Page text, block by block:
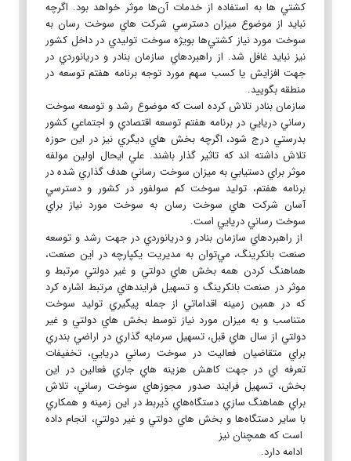
كشتي ها به استفاده از خدمات آن‌ها موثر خواهد بود. اگرچه
نبايد از موضوع ميزان دسترسي شركت هاي سوخت رسان به
سوخت مورد نياز كشتي‌ها بويژه سوخت توليدي در داخل كشور
نيز نبايد غافل شد. از راهبردهاي سازمان بنادر و دريانوردي در
جهت افزايش يا كسب سهم مورد توجه برنامه هفتم توسعه در
منطقه بگوييد.
سازمان بنادر تلاش كرده است كه موضوع رشد و توسعه سوخت
رساني دريايي در برنامه هفتم توسعه اقتصادي و اجتماعي كشور
بدرستي درج شود، اگرچه بخش هاي ديگري نيز در اين حوزه
تلاش داشته اند كه تاثير گذار باشند. علي ايحال اولين مولفه
موثر براي دستيابي به ميزان سوخت رساني هدف گذاري شده در
برنامه هفتم، توليد سوخت كم سولفور در كشور و دسترسي
آسان شركت هاي سوخت رسان به سوخت مورد نياز براي
سوخت رساني دريايي است.
از راهبردهاي سازمان بنادر و دريانوردي در جهت رشد و توسعه
صنعت بانكرينگ، مي‌توان به مديريت يكپارچه در اين صنعت،
هماهنگ كردن همه بخش هاي دولتي و غير دولتي مرتبط و
موثر در صنعت بانكرينگ و تسهيل فرايندهاي مرتبط اشاره كرد
كه در همين زمينه اقداماتي از جمله پيگيري توليد سوخت
متناسب و به ميزان مورد نياز توسط بخش هاي دولتي و غير
دولتي از سال هاي قبل، تسهيل سرمايه گذاري در اراضي بندري
براي متقاضيان فعاليت در سوخت رساني دريايي، تخفيفات
تعرفه اي در جهت كاهش هزينه هاي جاري فعالين در اين
بخش، تسهيل فرايند صدور مجوزهاي سوخت رساني، تلاش
براي هماهنگ سازي دستگاه‌هاي ذيربط در اين زمينه و همكاري
با ساير دستگاه‌ها و بخش هاي دولتي و غير دولتي، انجام داده
است كه همچنان نيز
ادامه دارد.